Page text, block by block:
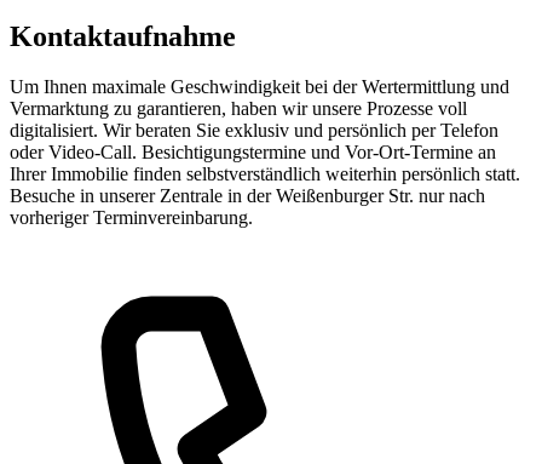
Kontaktaufnahme
Um Ihnen maximale Geschwindigkeit bei der Wertermittlung und
Vermarktung zu garantieren, haben wir unsere Prozesse voll
digitalisiert. Wir beraten Sie exklusiv und persönlich per Telefon
oder Video-Call. Besichtigungstermine und Vor-Ort-Termine an
Ihrer Immobilie finden selbstverständlich weiterhin persönlich statt.
Besuche in unserer Zentrale in der Weißenburger Str. nur nach
vorheriger Terminvereinbarung.